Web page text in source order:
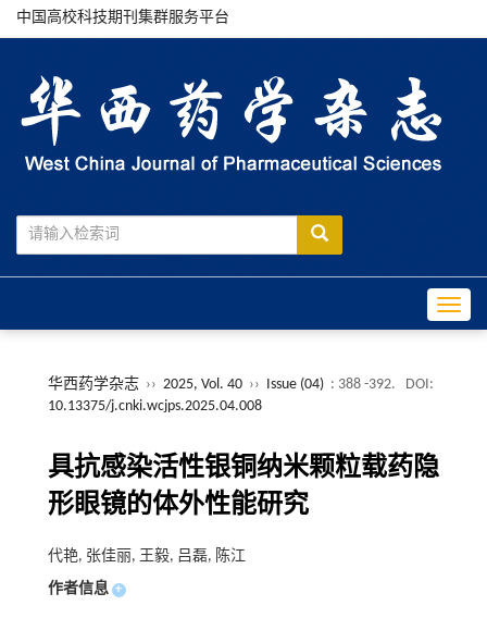
中国高校科技期刊集群服务平台
华西药学杂志 ›› 2025, Vol. 40 ›› Issue (04) : 388 -392.
DOI:
10.13375/j.cnki.wcjps.2025.04.008
具抗感染活性银铜纳米颗粒载药隐
形眼镜的体外性能研究
代艳, 张佳丽, 王毅, 吕磊, 陈江
作者信息 +